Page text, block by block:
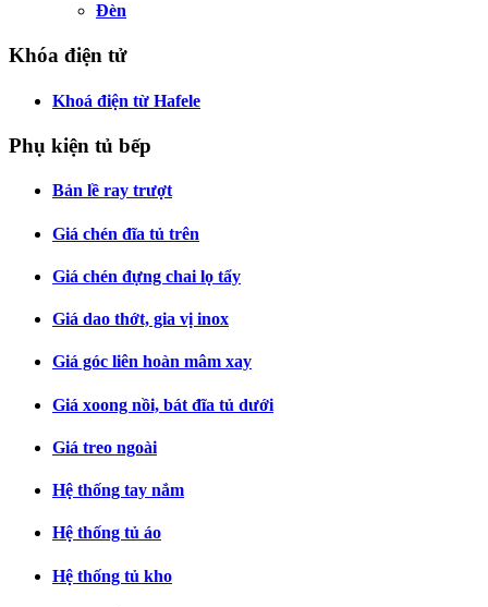
Đèn
Khóa điện tử
Khoá điện từ Hafele
Phụ kiện tủ bếp
Bản lề ray trượt
Giá chén đĩa tủ trên
Giá chén đựng chai lọ tẩy
Giá dao thớt, gia vị inox
Giá góc liên hoàn mâm xay
Giá xoong nồi, bát đĩa tủ dưới
Giá treo ngoài
Hệ thống tay nắm
Hệ thống tủ áo
Hệ thống tủ kho